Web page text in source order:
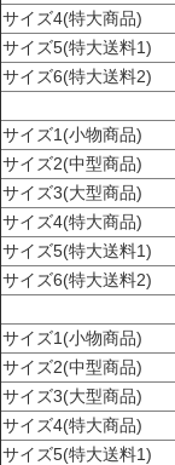
サイズ4(特大商品)
サイズ5(特大送料1)
サイズ6(特大送料2)
サイズ1(小物商品)
サイズ2(中型商品)
サイズ3(大型商品)
サイズ4(特大商品)
サイズ5(特大送料1)
サイズ6(特大送料2)
サイズ1(小物商品)
サイズ2(中型商品)
サイズ3(大型商品)
サイズ4(特大商品)
サイズ5(特大送料1)